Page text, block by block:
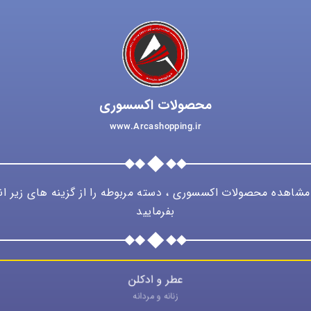
محصولات اکسسوری
www.Arcashopping.ir
محصولات اکسسوری ، دسته مربوطه را از گزینه های زیر
بفرمایید
عطر و ادکلن
زنانه و مردانه